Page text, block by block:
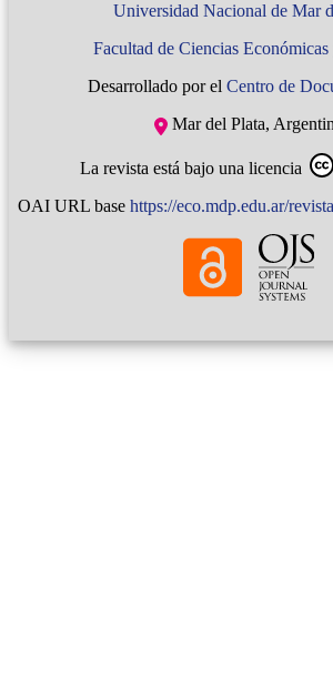
Universidad Nacional de Mar
Facultad de Ciencias
Desarrollado por el Centro de
Mar del Plata,
La revista está bajo una licencia
OAI URL base https://eco.mdp.edu.ar/